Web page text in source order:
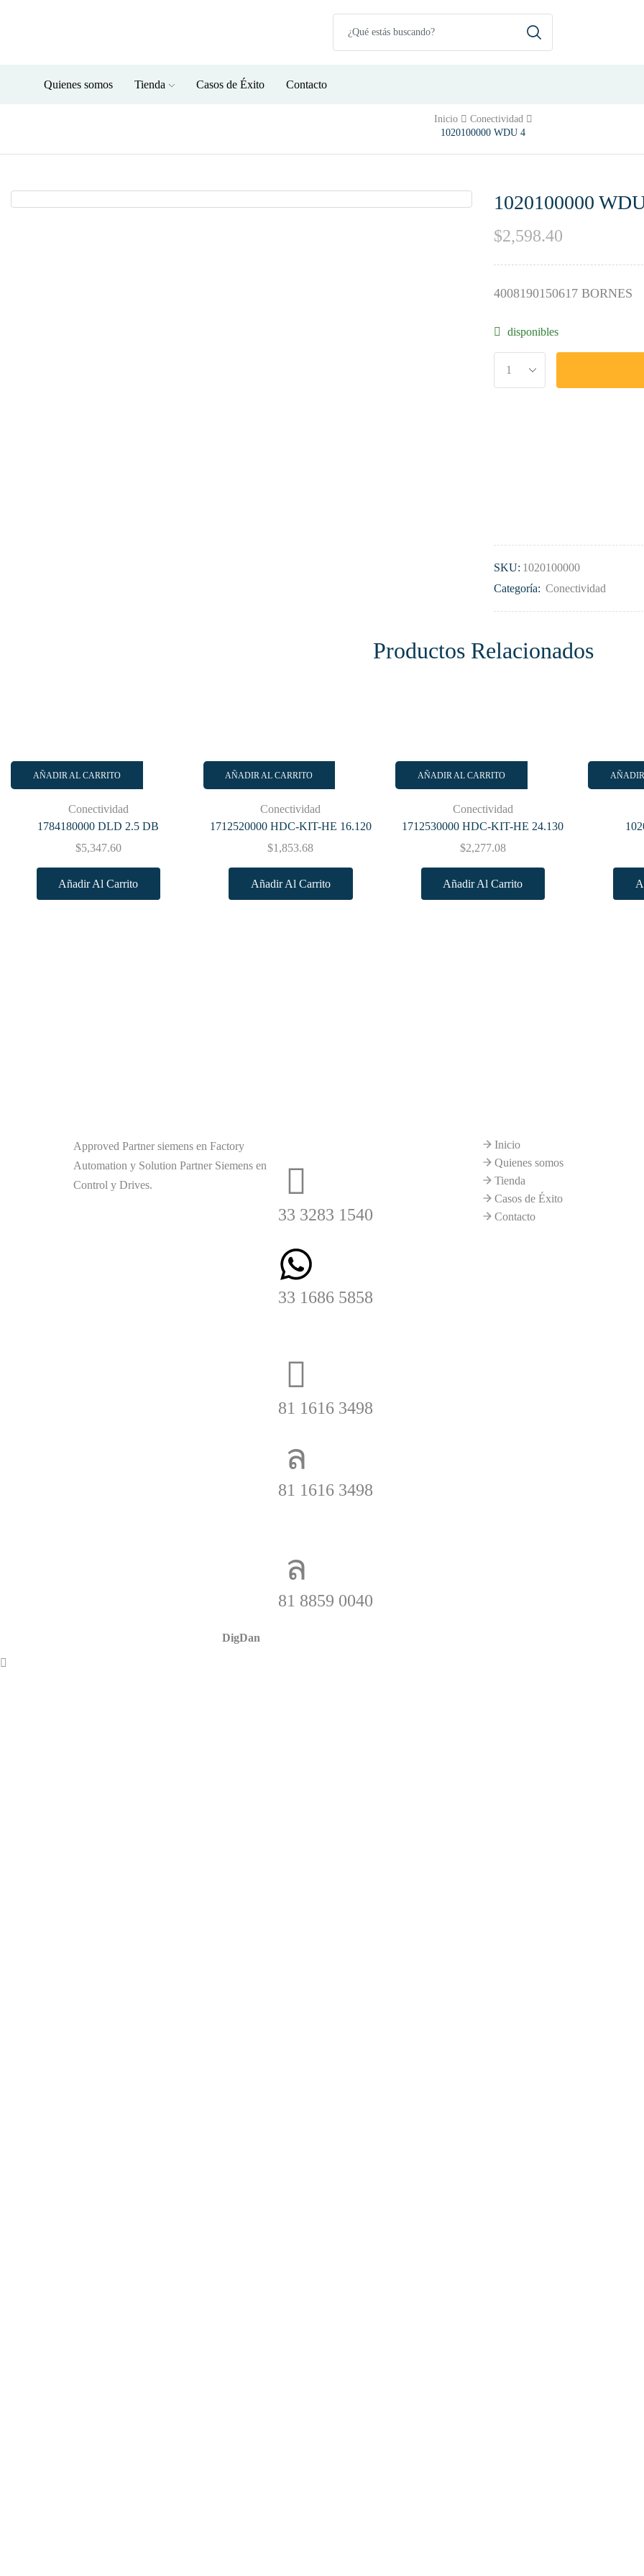
Quienes somos Tienda Casos de Éxito Contacto
Inicio
Conectividad
1020100000 WDU 4
1020100000
$2,598.40
4008190150617 BORNES
disponibles
SKU: 1020100000
Categoría: Conectividad
Productos Relacionados
AÑADIR AL CARRITO
Conectividad
1784180000 DLD 2.5 DB
$5,347.60
Añadir Al Carrito
AÑADIR AL CARRITO
Conectividad
1712520000 HDC-KIT-HE 16.120
$1,853.68
Añadir Al Carrito
AÑADIR AL CARRITO
Conectividad
1712530000 HDC-KIT-HE 24.130
$2,277.08
Añadir Al Carrito
Approved Partner siemens en Factory
Automation y Solution Partner Siemens en
Control y Drives.
33 3283 1540
33 1686 5858
81 1616 3498
81 1616 3498
81 8859 0040
Inicio
Quienes somos
Tienda
Casos de Éxito
Contacto
DigDan